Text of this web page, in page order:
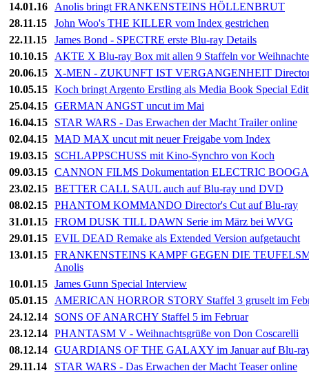
14.01.16
Anolis bringt FRANKENSTEINS HÖLLENBRUT
28.11.15
John Woo's THE KILLER vom Index gestrichen
22.11.15
James Bond - SPECTRE erste Blu-ray Details
10.10.15
AKTE X Blu-ray Box mit allen 9 Staffeln vor
20.06.15
X-MEN - ZUKUNFT IST VERGANGENHEIT
10.05.15 Koch bringt Argento Erstling als Media Book Special
25.04.15 GERMAN ANGST uncut im Mai
16.04.15
STAR WARS - Das Erwachen der Macht Trailer online
02.04.15 MAD MAX uncut mit neuer Freigabe vom Index
19.03.15
SCHLAPPSCHUSS mit Kino-Synchro von Koch
09.03.15 CANNON FILMS Dokumentation ELECTRIC
23.02.15 BETTER CALL SAUL auch auf Blu-ray und DVD
08.02.15 PHANTOM KOMMANDO Director's Cut auf Blu-ray
31.01.15 FROM DUSK TILL DAWN Serie im März bei WVG
29.01.15 EVIL DEAD Remake als Extended Version aufgetaucht
13.01.15 FRANKENSTEINS KAMPF GEGEN DIE
Anolis
10.01.15 James Gunn Special Interview
05.01.15
AMERICAN HORROR STORY Staffel 3 gruselt im
24.12.14
SONS OF ANARCHY Staffel 5 im Februar
23.12.14 PHANTASM V - Weihnachtsgrüße von Don Coscarelli
08.12.14 GUARDIANS OF THE GALAXY im Januar auf Blu-
29.11.14
STAR WARS - Das Erwachen der Macht Teaser online